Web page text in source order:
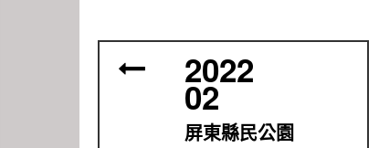
2022
02
屏東縣民公園